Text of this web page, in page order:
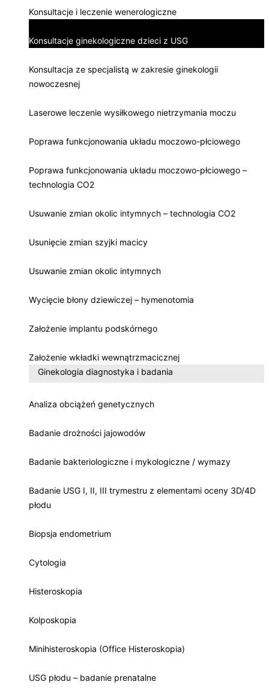
Konsultacje i leczenie wenerologiczne
Konsultacje ginekologiczne dzieci z USG
Konsultacja ze specjalistą w zakresie ginekologii
nowoczesnej
Laserowe leczenie wysiłkowego nietrzymania moczu
Poprawa funkcjonowania układu moczowo-płciowego
Poprawa funkcjonowania układu moczowo-płciowego –
technologia CO2
Usuwanie zmian okolic intymnych – technologia CO2
Usunięcie zmian szyjki macicy
Usuwanie zmian okolic intymnych
Wycięcie błony dziewiczej – hymenotomia
Założenie implantu podskórnego
Założenie wkładki wewnątrzmacicznej
Ginekologia diagnostyka i badania
Analiza obciążeń genetycznych
Badanie drożności jajowodów
Badanie bakteriologiczne i mykologiczne / wymazy
Badanie USG I, II, III trymestru z elementami oceny 3D/4D
płodu
Biopsja endometrium
Cytologia
Histeroskopia
Kolposkopia
Minihisteroskopia (Office Histeroskopia)
USG płodu – badanie prenatalne